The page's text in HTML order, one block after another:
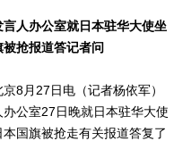
言人办公室就日本驻华大使坐
抢报道答记者问
月27日电（记者杨依军）
公室27日晚就日本驻华大使
国旗被抢走有关报道答复了